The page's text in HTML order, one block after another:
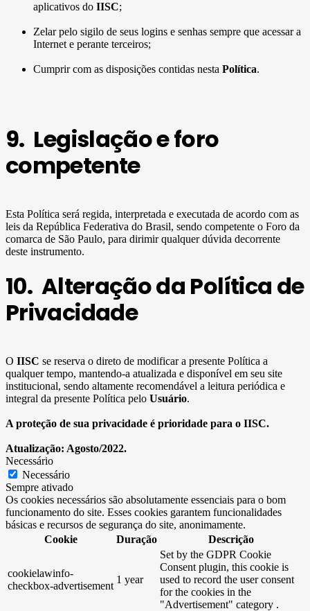
aplicativos do IISC;
Zelar pelo sigilo de seus logins e senhas sempre que acessar a
Internet e perante terceiros;
Cumprir com as disposições contidas nesta Política.
9. Legislação e foro
competente
Esta Política será regida, interpretada e executada de acordo com as
leis da República Federativa do Brasil, sendo competente o Foro da
comarca de São Paulo, para dirimir qualquer dúvida decorrente
deste instrumento.
10. Alteração da Política de
Privacidade
O IISC se reserva o direto de modificar a presente Política a
qualquer tempo, mantendo-a atualizada e disponível em seu site
institucional, sendo altamente recomendável a leitura periódica e
integral da presente Política pelo Usuário.
A proteção de sua privacidade é prioridade para o IISC.
Atualização: Agosto/2022.
Necessário
Necessário
Sempre ativado
Os cookies necessários são absolutamente essenciais para o bom
funcionamento do site. Esses cookies garantem funcionalidades
básicas e recursos de segurança do site, anonimamente.
Cookie
Duração Descrição
cookielawinfo-
checkbox-advertisement
1 year
Set by the GDPR Cookie
Consent plugin, this cookie is
used to record the user consent
for the cookies in the
"Advertisement" category .